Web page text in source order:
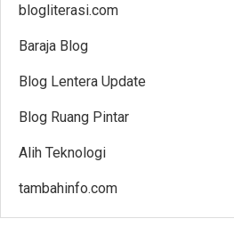
blogliterasi.com
Baraja Blog
Blog Lentera Update
Blog Ruang Pintar
Alih Teknologi
tambahinfo.com